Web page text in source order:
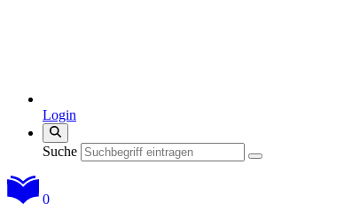
Login
Suche
0